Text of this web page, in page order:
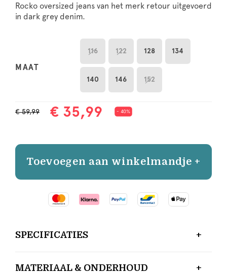
Rocko oversized jeans van het merk retour uitgevoerd
in dark grey denim.
MAAT
116 122 128 134
140 146 152
€ 59,99 € 35,99 - 40%
Toevoegen aan winkelmandje +
SPECIFICATIES
MATERIAAL & ONDERHOUD